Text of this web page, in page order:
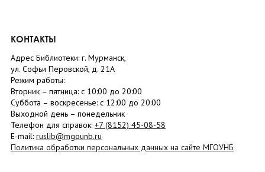
КОНТАКТЫ
Адрес Библиотеки: г. Мурманск,
ул. Софьи Перовской, д. 21А
Режим работы:
Вторник – пятница: с 10:00 до 20:00
Суббота – воскресенье: c 12:00 до 20:00
Выходной день – понедельник
Телефон для справок: +7 (8152) 45-08-58
E-mail: ruslib@mgounb.ru
Политика обработки персональных данных на сайте МГОУНБ